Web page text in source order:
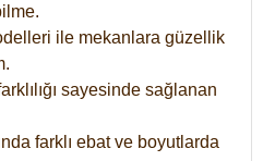
ile mekanlara güzellik
sayesinde sağlanan
farklı ebat ve boyutlarda